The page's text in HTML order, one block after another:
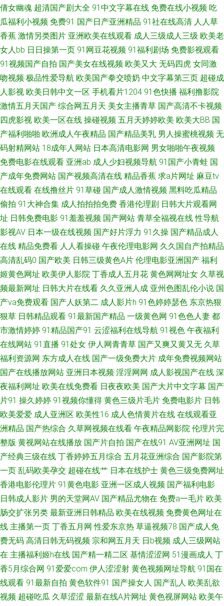
导航站 中日肏屄视频 91伊人超碰在线 福利社八区九区 九一精品视频网站 欧
美丝袜性爱 深夜激情网 成人精品导航福利 久草成人 人人肏屄网 亚洲综合激
91制服黑丝av 国产97福利导航 麻豆cao逼 日韩免费 亚洲色图偷拍网 91综合
在线观看 超碰在线98草 狠狠日狠狠干 欧美被艹 日日骚AV网站 91久久豆花
国产视频91 日本A视频 91性爱视频大全 国产超踫AV 久久精品看国产 日韩欧
美精品撸 亚洲欧美中文日韩 www国产www 激情五月天成年网 欧洲高清va
香蕉久艹 91丝袜脚交网站 东京热大乱叫 精品导航福利 欧美日韩色中色 天天
色图 91超碰人人 AV天堂伦理电影 久久国产草 日韩AV成人网 亚洲内射黄网
站 狼友自拍疯狂 91大神视频污 久久大香蕉A片 在线资源91 精品成人精品
91免费链接 韩日屄视频 日韩城人电影 影音先锋色情片 AⅤ网站 韩国在线不
间剧场 日韩色情无码 91视频线上网站 浮力影院最新地址 久久靑青操 日韩欧
美h 综合另类网 白虎美女爆操91 国内久精品 日韩无码A片 黄色片网站 国产
操海角社区 人妻诱惑影院 影音先锋成人资源 超碰国产99 久草涩涩 日韩无码
av网站 自慰黄色在线看 国产传媒第三页 日韩黄色大片 国产操逼在线 欧美成
欧美一级视频 在线看免费91 豆花影院色 欧美亚洲综合TV 亚洲欧美天堂在线
www老司机 久草国产中文 日韩第一精品 伊人黄版 成人Av色情 日本黄色视
屏 91n女在线 成人AⅤ色导航
倩女幽魂 超清国产剧大全 91中文字幕在线 免费在线小视频 吃
瓜福利小视频 免费91 国产日产亚洲精品 91社在线高清 人人草
香蕉 激情另类图片 亚洲欧美在线观看 成人三级成人三级 欧美老
女人bb 日日操第一页 91网豆花视频 91福利剧场 免费影视观看
91视频国产自拍 国产美女在线视频 欧美又大 无码四虎 女同激
吻视频 极品性爱导航 欧美国产拳交喷奶 中文字幕第三页 超碰成
人影视 欧美日韩中文一区 手机看片1204 91色快播 福利撸影院
激情五月天国产 综合网五月天 美女主播青草 国产高清不卡视频
四虎影视 欧美一区在线 操碰视频 五月天婷婷欧美 欧美大BB 国
产福利啪啪 欧洲成人午夜精品 国产精品美乳 男人操蜜桃视频 无
码射精网站 18成年人网站 日本高清电影网 男女啪啪午夜视频
免费电影在线观看 亚洲ab 成人少妇视频导航 91国产小青蛙 国
产成年免费网站 国产视频高清在线 精品香蕉 求a片网址 麻豆tv
在线观看 在线撸丝片 91草碰 国产成人激情视频 黑料吃瓜精品
偷拍 91大神合集 成人拍拍拍免费 香港伦理剧 日韩大片观看网
址 日韩免费电影 91羞羞视频 国产网站 青草全福视在线 性导航
影视AV 日本一级在线视频 国产好片浮力 91久操 国产精品成人
在线 精品免费看 人人看操碰 午夜伦理电影网 久久国自产拍精品
高清乱码0 国产欧美 日韩三级黄色A片 伦理电影亚洲国产 福利
姬黄色网址 欧美伊人影院 丁香成人五月花 黄色网网址女 久草视
频最新网址 日韩大片在线看 久久亚洲人成 亚州色图乱伦小说 国
产va免费观看 国产人妖第二 成人影片h 91色婷婷瑟色 东京热狠
狠草 日韩精品观看 91最新国产精品 一级黄色网 91色色人妻 都
市激情婷婷 91精品国产91 云涩福利在线导航 91视色 午夜福利
在线网站 91直播 91处女 伊人网青青草 国产又爽又黄又无 久草
福利资源网 东方成人在线 国产一级免费大片 成年免费视频网站
国产在线播放网站 亚洲日本视频 淫淫网网 成人影视国产在线 深
夜福利网址 欧美在线免费看 日夜夜欧美 国产大片中文字幕 国产
片91 操久婷婷 91视频你懂得 黄色三级片毛片 免费电影片 日韩
欧美爱爱 成人亚洲区 欧美性16 成人色情黄片在线 在线观看亚
洲精品 国产热综合 久草网视频在线看 午夜精品网影院 伦理片完
整版 黄视网站在线播放 国产片自拍 国产在线91 AV亚洲网址 国
产经典三级在线 丁香婷婷五月综合 五月花亚洲综合 国产影院第
一页 乱码欧美孕交 超碰在线艹 日本在线护士 黄色三级免费网址
香港电影伦理片 91黄色电影 亚洲一区成人视频 国产福利电影
日韩成人影片 男的天堂网AV 国产精品尤物在 免费a一毛片 欧美
肠交扩张另类 最新亚洲日韩精品 欧美在线视频 免费黄色网址在
线 主播第一页 丁香五月网 性爱东京热 草逼视频78 国产成人免
费无码 高清日韩无码视频 宗和网五月天 日b视频 成人三级网站
在 主播福利姬h在线 国产精一精二区 基情涩涩网 51漫画成人 丁
香5月综合网 91爱爱com 伊人涩涩射 黄色视频网址导航 91国在
线观看 91最新自拍 黄色软件91 国产操女人 国产乱人 欧美乱欲
视频 超碰吃瓜 久草涩涩 最新在线A片网址 黄色视屏网站 欧美午